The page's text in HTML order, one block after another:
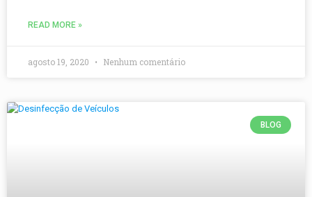
READ MORE »
agosto 19, 2020 Nenhum comentário
BLOG